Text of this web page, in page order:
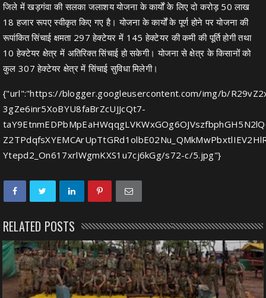
जिले में खड़गंवा की सलका जलाशय योजना के कार्यों के लिए दो करोड़ 50 लाख
18 हजार रूपए स्वीकृत किए गए है। योजना के कार्यों के पूर्ण होने पर योजना की
रूपांकित सिंचाई क्षमता 297 हेक्टेयर में 145 हेक्टेयर की कमी की पूर्ति होगी तथा
10 हेक्टेयर क्षेत्र में अतिरिक्त सिंचाई हो सकेगी। योजना से क्षेत्र के किसानों को
कुल 307 हेक्टेयर क्षेत्र में सिंचाई सुविधा मिलेगी।
{"url":"https://blogger.googleusercontent.com/img/b/
3gZe6inr5XoBYU8faBrZcUJJcQt7-
Ytepd2_On617xrlWgmKXS1u7cj6kGg/s72-c/5.jpg"}
RELATED POSTS